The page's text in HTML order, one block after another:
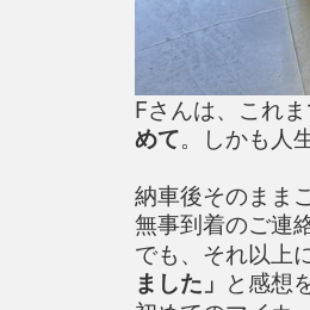
Fさんは、これ
めて。しかも人
納車後そのまま
無事到着のご連
でも、それ以上
ました」 と感想